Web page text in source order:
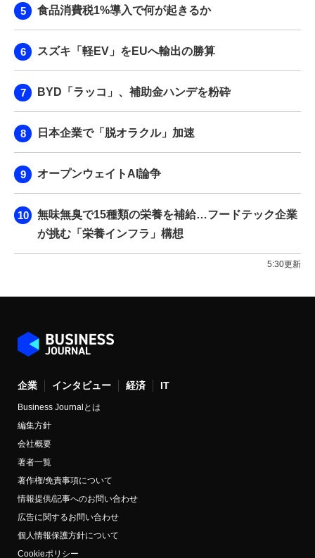
食品消費税1%導入で何が起きるか
スズキ「軽EV」をEUへ輸出の勝算
BYD「ラッコ」、補助金ハンデを粉砕
日本企業で「脱オラクル」加速
オープンウェイトAI論争
無味無臭で15種類の栄養を補給…フードテック企業
が挑む「栄養インフラ」構想
5:30更新
企業 インタビュー 経済 IT
Business Journalとは
編集方針
会社概要
著者一覧
著作権/免責事項について
情報提供/記事へのお問い合わせ
広告に関するお問い合わせ
個人情報保護方針について
Cookieポリシー